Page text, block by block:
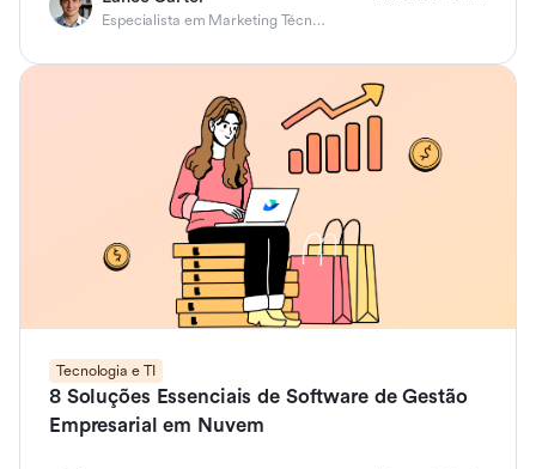
Especialista em Marketing Técnico de Produto
Tecnologia e TI
8 Soluções Essenciais de Software de Gestão
Empresarial em Nuvem